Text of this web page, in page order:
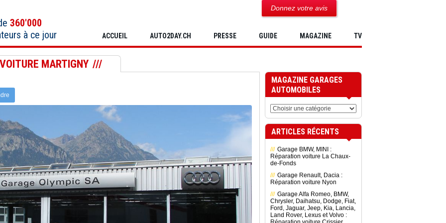
360'000
à ce jour
ACCUEIL AUTO2DAY.CH PRESSE GUIDE MAGAZINE TV
Donnez votre avis
MARTIGNY
MAGAZINE GARAGES
AUTOMOBILES
ARTICLES RÉCENTS
Garage BMW, MINI :
Réparation voiture La Chaux-
de-Fonds
Garage Renault, Dacia :
Réparation voiture Nyon
Garage Alfa Romeo, BMW,
Chrysler, Daihatsu, Dodge, Fiat,
Ford, Jaguar, Jeep, Kia, Lancia,
Land Rover, Lexus et Volvo :